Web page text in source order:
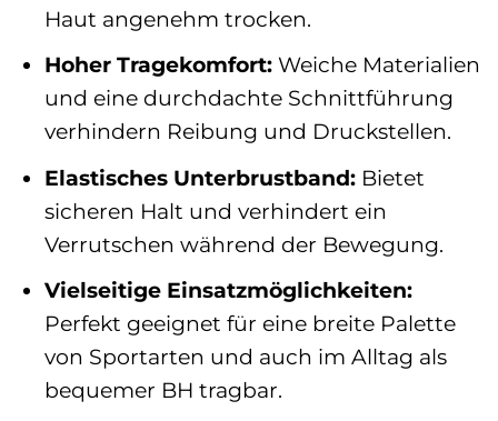
Haut angenehm trocken.
Hoher Tragekomfort:Weiche Materialien
und eine durchdachte Schnittführung
verhindern Reibung und Druckstellen.
Elastisches Unterbrustband:Bietet
sicheren Halt und verhindert ein
Verrutschen während der Bewegung.
Vielseitige Einsatzmöglichkeiten:
Perfekt geeignet für eine breite Palette
von Sportarten und auch im Alltag als
bequemer BH tragbar.